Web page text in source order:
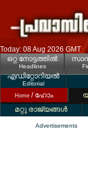
Today: 08 Aug 2026 GMT
ഒറ്റ നോട്ടത്തില്‍
Headlines
എഡിറ്റോറിയല്‍
Editorial
Home / ഹോം
മറ്റു രാജ്യങ്ങള്‍
Advertisements